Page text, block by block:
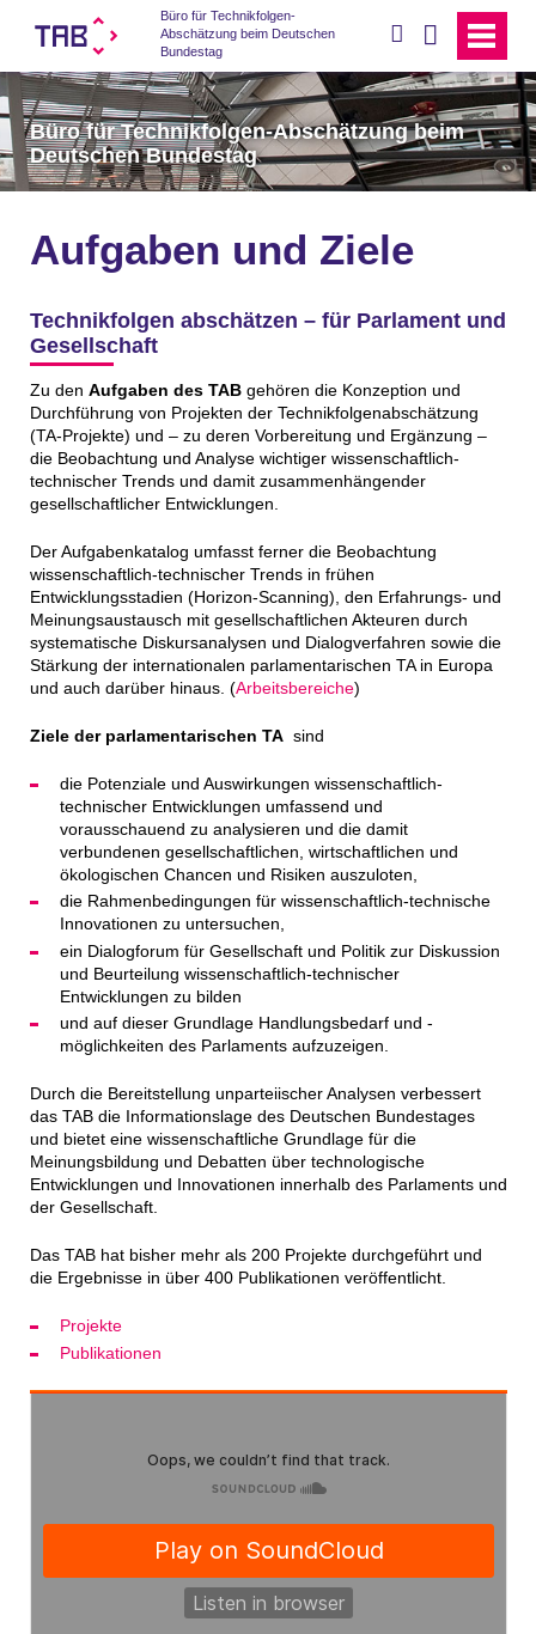
Büro für Technikfolgen-
Abschätzung beim Deutschen
Bundestag
Büro für Technikfolgen-Abschätzung beim
Deutschen Bundestag
Aufgaben und Ziele
Technikfolgen abschätzen – für Parlament und
Gesellschaft
Zu den Aufgaben des TABgehören die Konzeption und
Durchführung von Projekten der Technikfolgenabschätzung
(TA-Projekte) und – zu deren Vorbereitung und Ergänzung –
die Beobachtung und Analyse wichtiger wissenschaftlich-
technischer Trends und damit zusammenhängender
gesellschaftlicher Entwicklungen.
Der Aufgabenkatalog umfasst ferner die Beobachtung
wissenschaftlich-technischer Trends in frühen
Entwicklungsstadien (Horizon-Scanning), den Erfahrungs- und
Meinungsaustausch mit gesellschaftlichen Akteuren durch
systematische Diskursanalysen und Dialogverfahren sowie die
Stärkung der internationalen parlamentarischen TA in Europa
und auch darüber hinaus. (Arbeitsbereiche)
Ziele der parlamentarischen TA sind
die Potenziale und Auswirkungen wissenschaftlich-
technischer Entwicklungen umfassend und
vorausschauend zu analysieren und die damit
verbundenen gesellschaftlichen, wirtschaftlichen und
ökologischen Chancen und Risiken auszuloten,
die Rahmenbedingungen für wissenschaftlich-technische
Innovationen zu untersuchen,
ein Dialogforum für Gesellschaft und Politik zur Diskussion
und Beurteilung wissenschaftlich-technischer
Entwicklungen zu bilden
und auf dieser Grundlage Handlungsbedarf und -
möglichkeiten des Parlaments aufzuzeigen.
Durch die Bereitstellung unparteiischer Analysen verbessert
das TAB die Informationslage des Deutschen Bundestages
und bietet eine wissenschaftliche Grundlage für die
Meinungsbildung und Debatten über technologische
Entwicklungen und Innovationen innerhalb des Parlaments und
der Gesellschaft.
Das TAB hat bisher mehr als 200 Projekte durchgeführt und
die Ergebnisse in über 400 Publikationen veröffentlicht.
Projekte
Publikationen